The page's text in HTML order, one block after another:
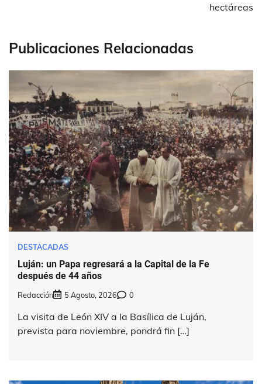
hectáreas
Publicaciones Relacionadas
DESTACADAS
Luján: un Papa regresará a la Capital de la Fe
después de 44 años
Redacción 5 Agosto, 2026 0
La visita de León XIV a la Basílica de Luján,
prevista para noviembre, pondrá fin […]